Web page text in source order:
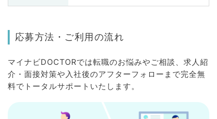
応募方法・ご利用の流れ
マイナビDOCTORでは転職のお悩みやご相談、求人紹
介・面接対策や入社後のアフターフォローまで完全無
料でトータルサポートいたします。